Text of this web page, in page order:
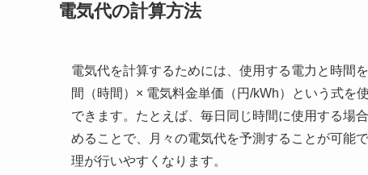
電気代の計算方法
電気代を計算するためには、使用する電力と時間
間（時間）× 電気料金単価（円/kWh）という式を
できます。たとえば、毎日同じ時間に使用する場
めることで、月々の電気代を予測することが可能
理が行いやすくなります。